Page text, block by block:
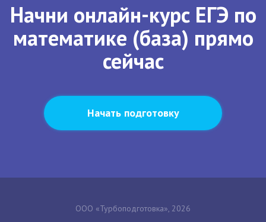
Начни онлайн-курс ЕГЭ по
математике (база) прямо
сейчас
Начать подготовку
ООО «Турбоподготовка», 2026